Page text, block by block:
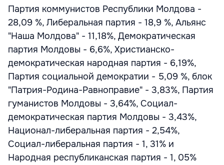
Партия коммунистов Республики Молдова -
28,09 %, Либеральная партия - 18,9 %, Альянс
"Наша Молдова" - 11,18%, Демократическая
партия Молдовы - 6,6%, Христианско-
демократическая народная партия - 6,19%,
Партия социальной демократии - 5,09 %, блок
"Патрия-Родина-Равноправие" - 3,83%, Партия
гуманистов Молдовы - 3,64%, Социал-
демократическая партия Молдовы - 3,43%,
Национал-либеральная партия - 2,54%,
Социал-либеральная партия - 1, 31% и
Народная республиканская партия - 1, 05%